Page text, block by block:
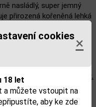
cookies×
18 let
a můžete vstoupit na
aby ke zde
nasládlý, super jemný
přirozená kořeněná lehká
Malteco je typická,
čisté panenské šťávy
zároveň s kouskem
obsahovat alergeny.
na obalu
konzumací.